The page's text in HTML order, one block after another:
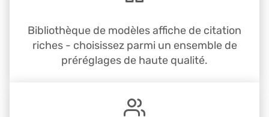
Bibliothèque de modèles affiche de citation
riches - choisissez parmi un ensemble de
préréglages de haute qualité.